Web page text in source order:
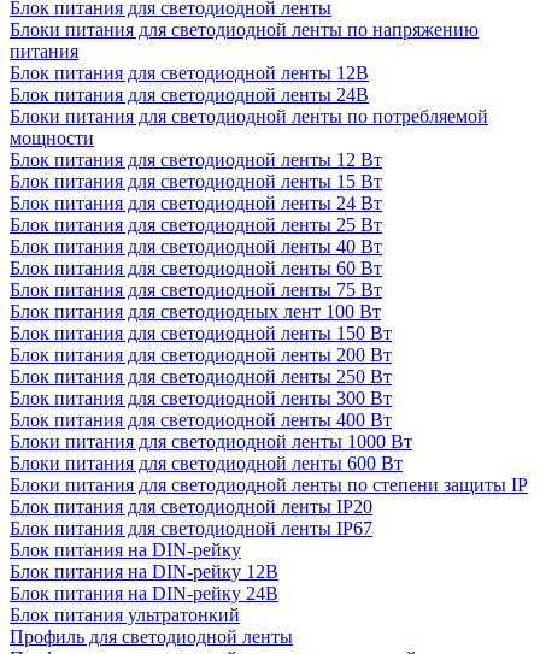
Блок питания для светодиодной ленты
Блоки питания для светодиодной ленты по напряжению
питания
Блок питания для светодиодной ленты 12В
Блок питания для светодиодной ленты 24В
Блоки питания для светодиодной ленты по потребляемой
мощности
Блок питания для светодиодной ленты 12 Вт
Блок питания для светодиодной ленты 15 Вт
Блок питания для светодиодной ленты 24 Вт
Блок питания для светодиодной ленты 25 Вт
Блок питания для светодиодной ленты 40 Вт
Блок питания для светодиодной ленты 60 Вт
Блок питания для светодиодной ленты 75 Вт
Блок питания для светодиодных лент 100 Вт
Блок питания для светодиодной ленты 150 Вт
Блок питания для светодиодной ленты 200 Вт
Блок питания для светодиодной ленты 250 Вт
Блок питания для светодиодной ленты 300 Вт
Блок питания для светодиодной ленты 400 Вт
Блоки питания для светодиодной ленты 1000 Вт
Блоки питания для светодиодной ленты 600 Вт
Блоки питания для светодиодной ленты по степени защиты IP
Блок питания для светодиодной ленты IP20
Блок питания для светодиодной ленты IP67
Блок питания на DIN-рейку
Блок питания на DIN-рейку 12В
Блок питания на DIN-рейку 24В
Блок питания ультратонкий
Профиль для светодиодной ленты